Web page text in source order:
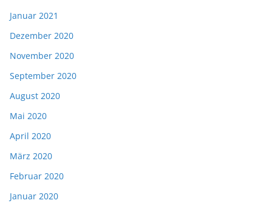
Januar 2021
Dezember 2020
November 2020
September 2020
August 2020
Mai 2020
April 2020
März 2020
Februar 2020
Januar 2020